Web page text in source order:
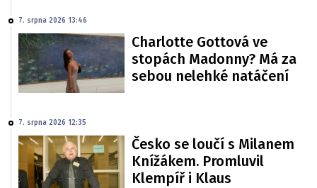
7. srpna 2026 13:46
Charlotte Gottová ve
stopách Madonny? Má za
sebou nelehké natáčení
7. srpna 2026 12:35
Česko se loučí s Milanem
Knížákem. Promluvil
Klempíř i Klaus